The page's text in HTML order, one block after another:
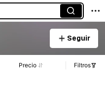
Seguir
Precio Filtros